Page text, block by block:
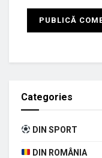
Categories
DIN SPORT
DIN ROMÂNIA